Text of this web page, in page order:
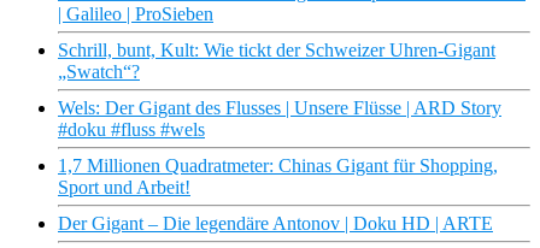
| Galileo | ProSieben
Schrill, bunt, Kult: Wie tickt der Schweizer Uhren-Gigant
„Swatch“?
Wels: Der Gigant des Flusses | Unsere Flüsse | ARD Story
#doku #fluss #wels
1,7 Millionen Quadratmeter: Chinas Gigant für Shopping,
Sport und Arbeit!
Der Gigant – Die legendäre Antonov | Doku HD | ARTE